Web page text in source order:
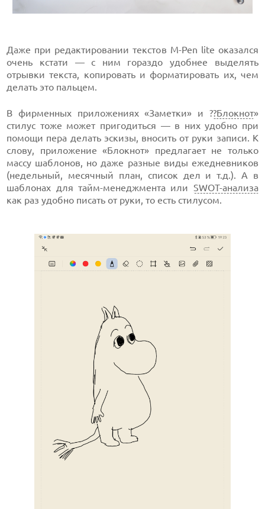
Даже при редактировании текстов M-Pen lite оказался
очень кстати — с ним гораздо удобнее выделять
отрывки текста, копировать и форматировать их, чем
делать это пальцем.
В фирменных приложениях «Заметки» и ??Блокнот»
стилус тоже может пригодиться — в них удобно при
помощи пера делать эскизы, вносить от руки записи. К
слову, приложение «Блокнот» предлагает не только
массу шаблонов, но даже разные виды ежедневников
(недельный, месячный план, список дел и т.д.). А в
шаблонах для тайм-менеджмента или SWOT-анализа
как раз удобно писать от руки, то есть стилусом.